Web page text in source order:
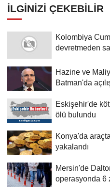
İLGINIZI ÇEKEBILIR
Kolombiya
devretmeden
Hazine ve
Batman'da
Eskişehir'de
ölü bulundu
Konya'da
yakalandı
Mersin'de
operasyonda 6